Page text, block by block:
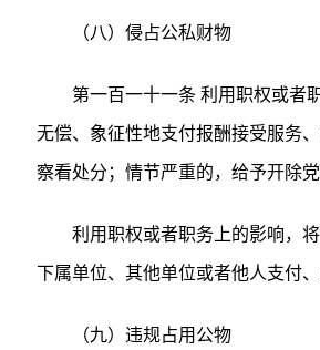
（八）侵占公私财物
第一百一十一条 利用职权或者
无偿、象征性地支付报酬接受服务
察看处分；情节严重的，给予开除党
利用职权或者职务上的影响，
下属单位、其他单位或者他人支付
（九）违规占用公物